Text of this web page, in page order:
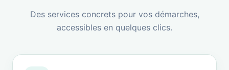
Des services concrets pour vos démarches,
accessibles en quelques clics.